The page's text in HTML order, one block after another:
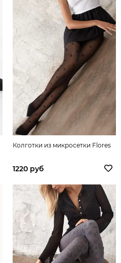
Колготки из микросетки Flores
1220 руб